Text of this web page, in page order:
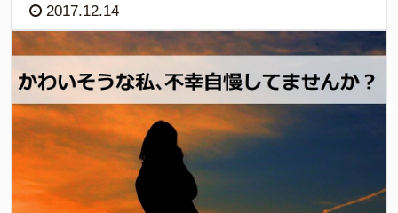
2017.12.14